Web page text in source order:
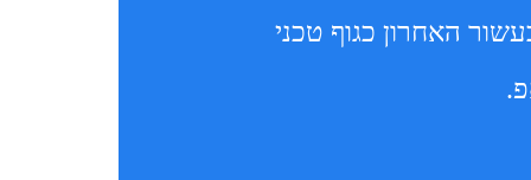
איתו ניסיון וחדשנות כבר מעל 15 שנים ובעשור האחרון כגוף טכני